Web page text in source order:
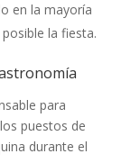
en la mayoría
la fiesta.
para
puestos de
durante el